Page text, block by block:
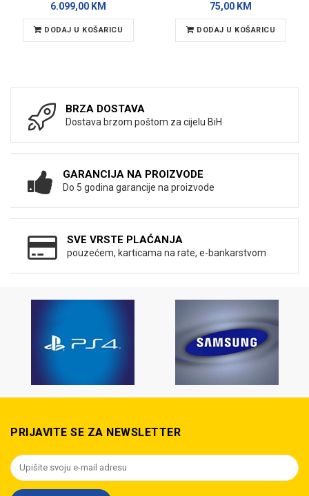
6.099,00 KM
DODAJ U KOŠARICU
75,00 KM
DODAJ U KOŠARICU
BRZA DOSTAVA
Dostava brzom poštom za cijelu BiH
GARANCIJA NA PROIZVODE
Do 5 godina garancije na proizvode
SVE VRSTE PLAĆANJA
pouzećem, karticama na rate, e-bankarstvom
PRIJAVITE SE ZA NEWSLETTER